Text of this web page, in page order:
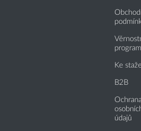
program
Ke
B2B
Ochrana
údajů